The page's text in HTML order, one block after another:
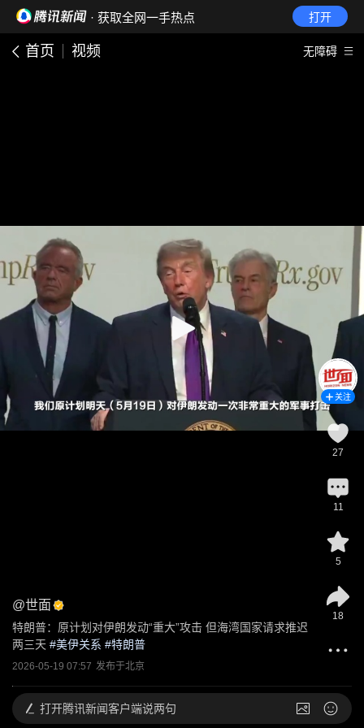
· 获取全网一手热点 打开
首页 视频 无障碍
@世面
特朗普：原计划对伊朗发动“重大”攻击 但海湾国家请求推迟
两三天 #美伊关系 #特朗普
2026-05-19 07:57 发布于北京
关注
27
11
5
18
打开腾讯新闻客户端说两句